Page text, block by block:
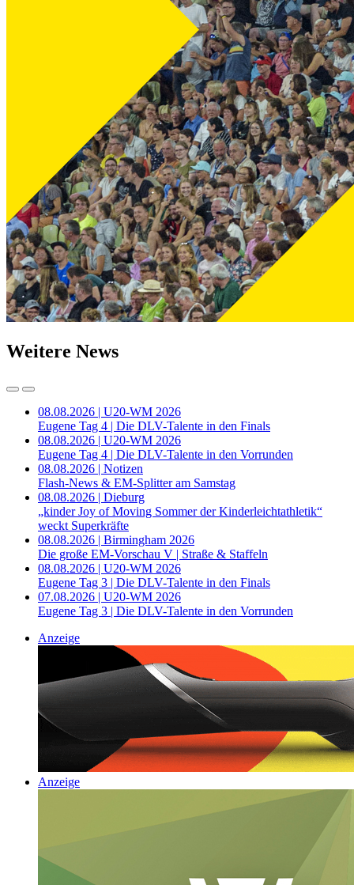
Weitere News
08.08.2026 | U20-WM 2026
Eugene Tag 4 | Die DLV-Talente in den Finals
08.08.2026 | U20-WM 2026
Eugene Tag 4 | Die DLV-Talente in den Vorrunden
08.08.2026 | Notizen
Flash-News & EM-Splitter am Samstag
08.08.2026 | Dieburg
„kinder Joy of Moving Sommer der Kinderleichtathletik“
weckt Superkräfte
08.08.2026 | Birmingham 2026
Die große EM-Vorschau V | Straße & Staffeln
08.08.2026 | U20-WM 2026
Eugene Tag 3 | Die DLV-Talente in den Finals
07.08.2026 | U20-WM 2026
Eugene Tag 3 | Die DLV-Talente in den Vorrunden
Anzeige
Anzeige